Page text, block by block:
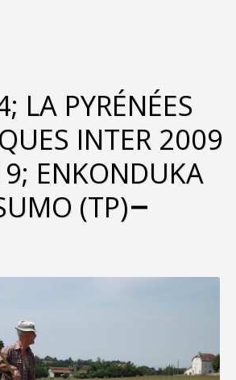
LA PYRÉNÉES
INTER 2009
ENKONDUKA
(TP)